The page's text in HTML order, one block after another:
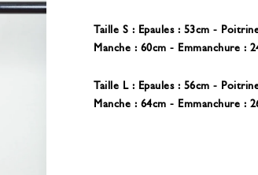
Taille S : Epaules : 53cm -
Manche : 60cm - Emmanchure :
Taille L : Epaules : 56cm -
Manche : 64cm - Emmanchure :